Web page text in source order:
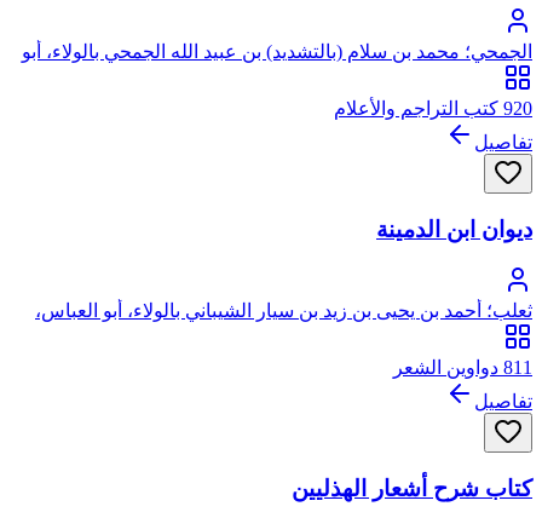
الجمحي؛ محمد بن سلام (بالتشديد) بن عبيد الله الجمحي بالولاء، أبو
عبد الله
920 كتب التراجم والأعلام
تفاصيل
ديوان ابن الدمينة
ثعلب؛ أحمد بن يحيى بن زيد بن سيار الشيباني بالولاء، أبو العباس،
المعروف بثعلب
811 دواوين الشعر
تفاصيل
كتاب شرح أشعار الهذليين